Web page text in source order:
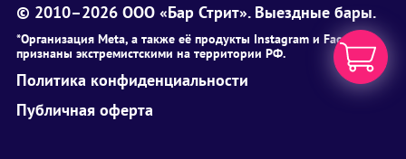
© 2010–2026 ООО «Бар Стрит». Выездные бары.
*Организация Meta, а также её продукты Instagram и Facebook
признаны экстремистскими на территории РФ.
Политика конфиденциальности
Публичная оферта